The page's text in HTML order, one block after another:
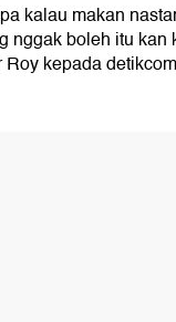
kalau makan
nggak boleh itu kan
kepada